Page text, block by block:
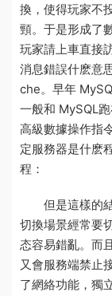
換，使得玩家不
頸。于是形成了
玩家請上車直接
消息錯誤什麽意
che。早年
一般和 MySQL
高級數據操作指
定服務器是什麽
程：
但是這樣的結
切換場景經常要
态容易錯亂。而
又會服務端禁止
了網絡功能，獨